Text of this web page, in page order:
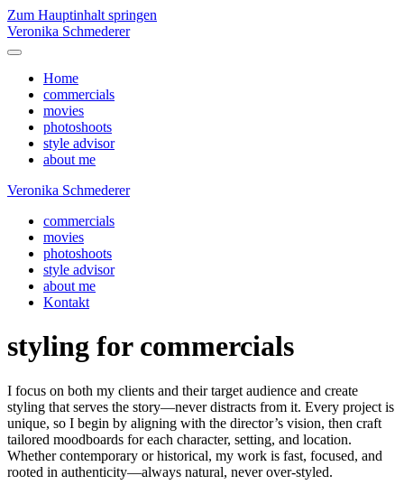
Zum Hauptinhalt springen
Veronika Schmederer
Home
commercials
movies
photoshoots
style advisor
about me
Veronika Schmederer
commercials
movies
photoshoots
style advisor
about me
Kontakt
styling for commercials
I focus on both my clients and their target audience and create
styling that serves the story—never distracts from it. Every project is
unique, so I begin by aligning with the director’s vision, then craft
tailored moodboards for each character, setting, and location.
Whether contemporary or historical, my work is fast, focused, and
rooted in authenticity—always natural, never over-styled.